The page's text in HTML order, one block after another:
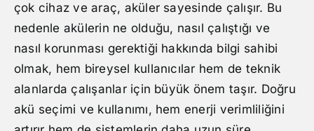
çok cihaz ve araç, aküler sayesinde çalışır. Bu
nedenle akülerin ne olduğu, nasıl çalıştığı ve
nasıl korunması gerektiği hakkında bilgi sahibi
olmak, hem bireysel kullanıcılar hem de teknik
alanlarda çalışanlar için büyük önem taşır. Doğru
akü seçimi ve kullanımı, hem enerji verimliliğini